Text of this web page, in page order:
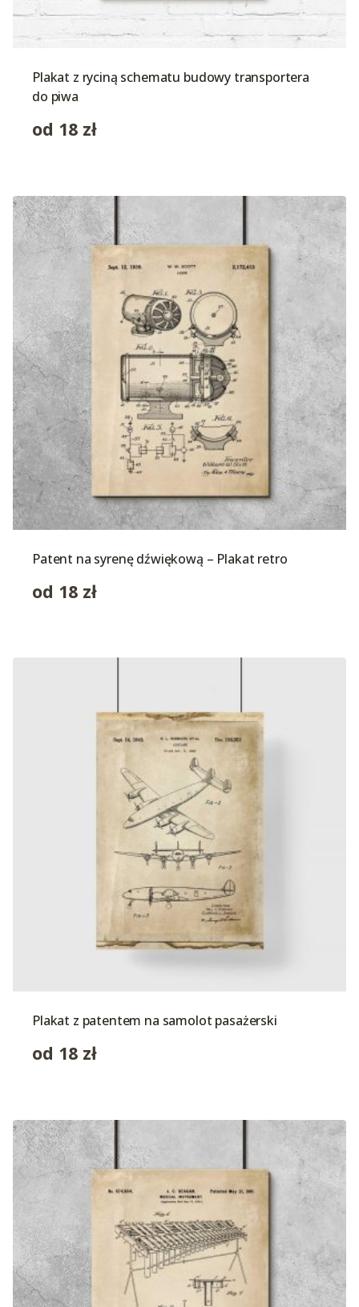
Plakat z ryciną schematu budowy transportera
do piwa
od 18 zł
Patent na syrenę dźwiękową – Plakat retro
od 18 zł
Plakat z patentem na samolot pasażerski
od 18 zł